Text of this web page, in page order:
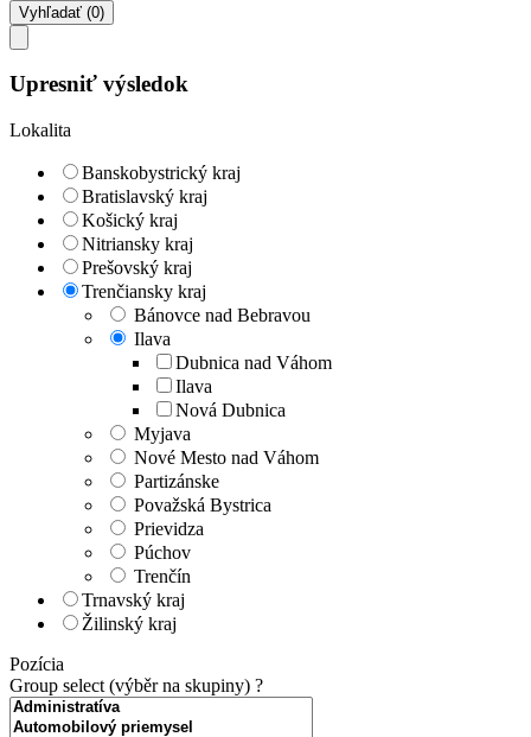
Upresniť výsledok
Lokalita
Banskobystrický kraj
Bratislavský kraj
Košický kraj
Nitriansky kraj
Prešovský kraj
Trenčiansky kraj
Bánovce nad Bebravou
Ilava
Dubnica nad Váhom
Ilava
Nová Dubnica
Myjava
Nové Mesto nad Váhom
Partizánske
Považská Bystrica
Prievidza
Púchov
Trenčín
Trnavský kraj
Žilinský kraj
Pozícia
Group select (výběr na skupiny) ?